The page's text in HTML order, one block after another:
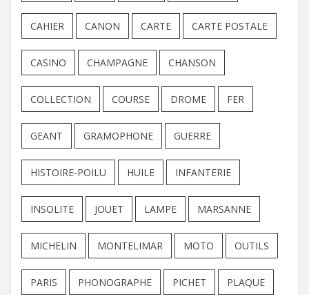
CAHIER CANON CARTE CARTE POSTALE
CASINO CHAMPAGNE CHANSON
COLLECTION COURSE DROME FER
GEANT GRAMOPHONE GUERRE
HISTOIRE-POILU HUILE INFANTERIE
INSOLITE JOUET LAMPE MARSANNE
MICHELIN MONTELIMAR MOTO OUTILS
PARIS PHONOGRAPHE PICHET PLAQUE